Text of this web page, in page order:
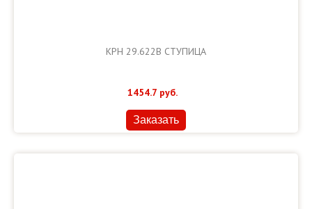
КРН 29.622В СТУПИЦА
1454.7 руб.
Заказать